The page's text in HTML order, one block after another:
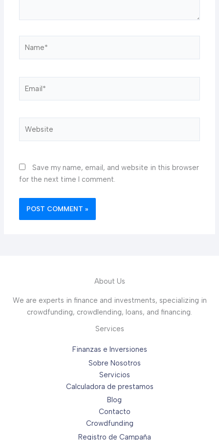
Save my name, email, and website in this browser
for the next time I comment.
About Us
We are experts in finance and investments, specializing in
crowdfunding, crowdlending, loans, and financing.
Services
Finanzas e Inversiones
Sobre Nosotros
Servicios
Calculadora de prestamos
Blog
Contacto
Crowdfunding
Registro de Campaña